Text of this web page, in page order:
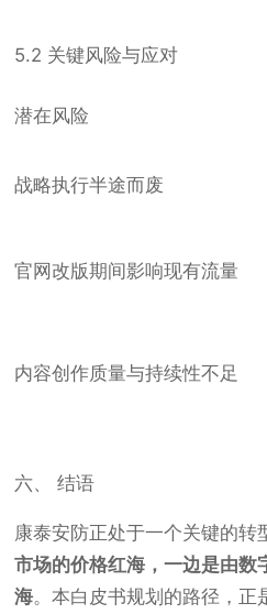
5.2 关键风险与应对
潜在风险
战略执行半途而废
官网改版期间影响现有流量
内容创作质量与持续性不足
六、 结语
康泰安防正处于一个关键的转
市场的价格红海，一边是由数
海。本白皮书规划的路径，正